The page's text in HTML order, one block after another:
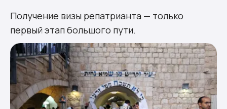
Получение визы репатрианта — только
первый этап большого пути.